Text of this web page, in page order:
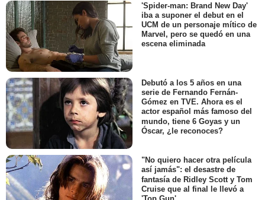
'Spider-man: Brand New Day'
iba a suponer el debut en el
UCM de un personaje mítico de
Marvel, pero se quedó en una
escena eliminada
Debutó a los 5 años en una
serie de Fernando Fernán-
Gómez en TVE. Ahora es el
actor español más famoso del
mundo, tiene 6 Goyas y un
Óscar, ¿le reconoces?
"No quiero hacer otra película
así jamás": el desastre de
fantasía de Ridley Scott y Tom
Cruise que al final le llevó a